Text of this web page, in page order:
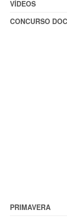
VÍDEOS
CONCURSO
PRIMAVERA